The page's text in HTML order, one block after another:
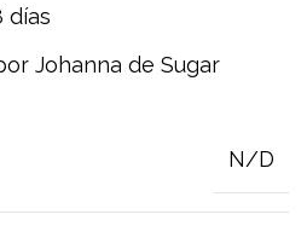
días
Johanna de Sugar
N/D